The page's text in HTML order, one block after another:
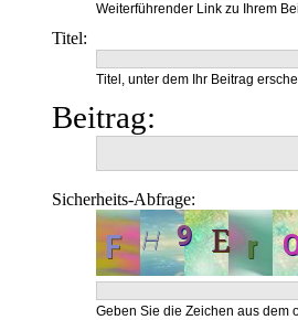
Weiterführender Link zu Ihrem
Titel:
Titel, unter dem Ihr Beitrag
Beitrag:
Sicherheits-Abfrage:
Geben Sie die Zeichen aus dem